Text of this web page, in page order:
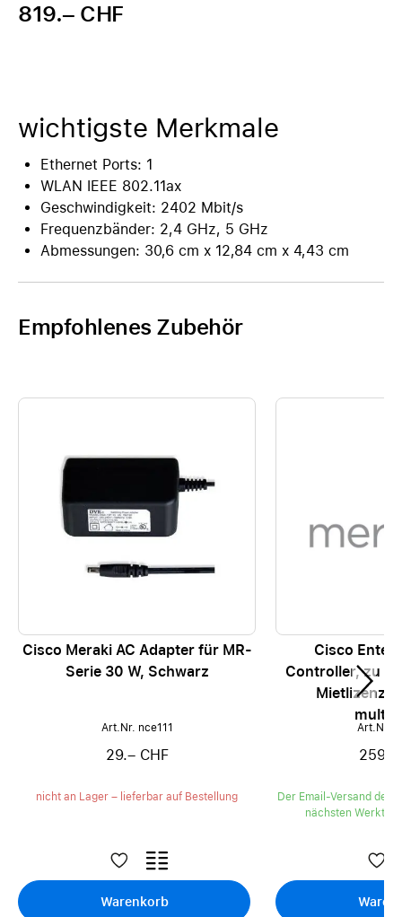
819.– CHF
wichtigste Merkmale
Ethernet Ports: 1
WLAN IEEE 802.11ax
Geschwindigkeit: 2402 Mbit/s
Frequenzbänder: 2,4 GHz, 5 GHz
Abmessungen: 30,6 cm x 12,84 cm x 4,43 cm
Empfohlenes Zubehör
Cisco Meraki AC Adapter für MR-
Serie 30 W, Schwarz
Art.Nr. nce111
29.– CHF
nicht an Lager – lieferbar auf Bestellung
Warenkorb
Cisco
Controller, zu
Mietlizenz,
Art.Nr.
259.–
Der Email-Versand des
nächsten Werktag